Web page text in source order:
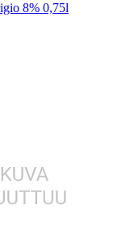
8% 0,75l